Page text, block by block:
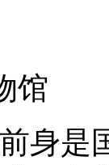
馆
身是